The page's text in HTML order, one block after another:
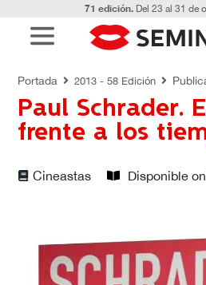
71 edición.Del 23 al 31 de
Portada 2013 - 58 Edición
Paul Schrader.
frente a los
Cineastas Disponible
PUBLICACIONES